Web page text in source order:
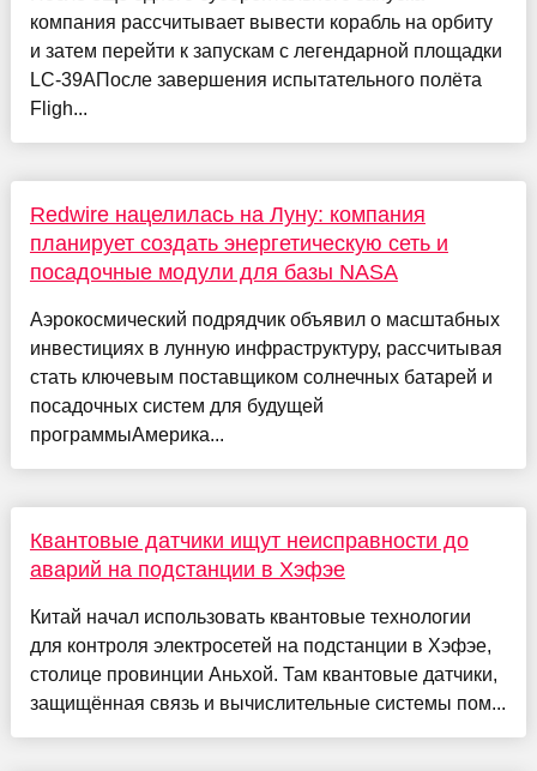
компания рассчитывает вывести корабль на орбиту
и затем перейти к запускам с легендарной площадки
LC-39AПосле завершения испытательного полёта
Fligh...
Redwire нацелилась на Луну: компания
планирует создать энергетическую сеть и
посадочные модули для базы NASA
Аэрокосмический подрядчик объявил о масштабных
инвестициях в лунную инфраструктуру, рассчитывая
стать ключевым поставщиком солнечных батарей и
посадочных систем для будущей
программыАмерика...
Квантовые датчики ищут неисправности до
аварий на подстанции в Хэфэе
Китай начал использовать квантовые технологии
для контроля электросетей на подстанции в Хэфэе,
столице провинции Аньхой. Там квантовые датчики,
защищённая связь и вычислительные системы пом...